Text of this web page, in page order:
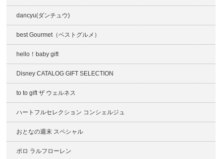
dancyu(ダンチュウ)
best Gourmet（ベストグルメ）
hello！baby gift
Disney CATALOG GIFT SELECTION
to to gift ザ ウェルネス
ハートフルセレクション コンシェルジュ
おとなの週末 スペシャル
ポロ ラルフローレン